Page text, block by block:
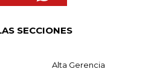
SECCIONES
Alta Gerencia